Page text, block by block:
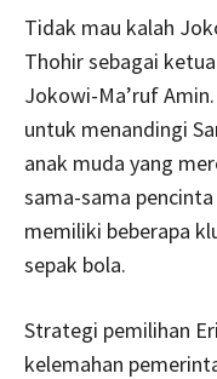
Tidak mau kalah
Thohir sebagai
Jokowi-Ma’ruf
untuk menandingi
anak muda yang
sama-sama
memiliki beberapa
sepak bola.
Strategi pemilihan
kelemahan